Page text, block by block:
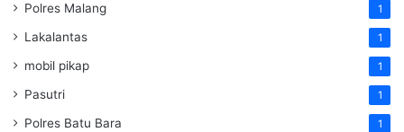
Polres Malang 1
Lakalantas 1
mobil pikap 1
Pasutri 1
Polres Batu Bara 1